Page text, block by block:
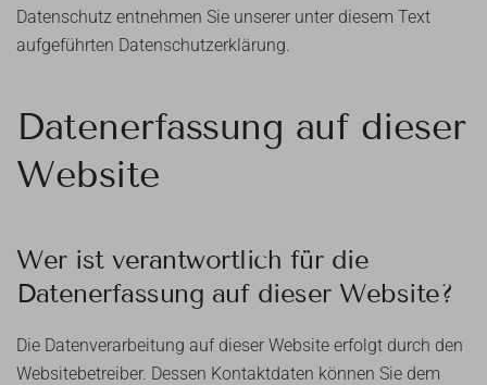
Datenschutz entnehmen Sie unserer unter diesem Text
aufgeführten Datenschutzerklärung.
Datenerfassung auf dieser
Website
Wer ist verantwortlich für die
Datenerfassung auf dieser Website?
Die Datenverarbeitung auf dieser Website erfolgt durch den
Websitebetreiber. Dessen Kontaktdaten können Sie dem